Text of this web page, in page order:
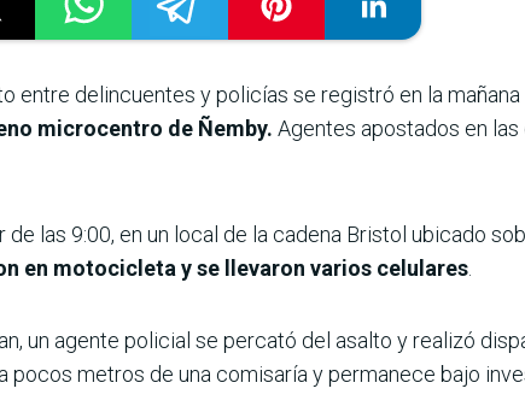
entre delincuentes y policías se registró en la
microcentro de Ñemby. Agentes apostados en
de las 9:00, en un local de la cadena Bristol ubicado
en motocicleta y se llevaron varios celulares
un agente policial se percató del asalto y realizó
pocos metros de una comisaría y permanece bajo